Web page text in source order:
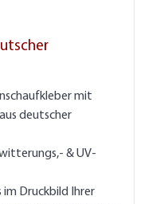
mit
deutscher
& UV-
im Druckbild Ihrer